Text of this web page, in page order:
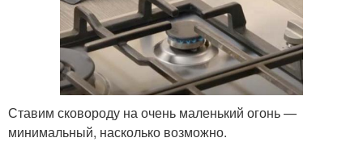
Ставим сковороду на очень маленький огонь —
минимальный, насколько возможно.